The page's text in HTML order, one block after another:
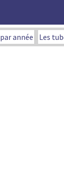
année Les